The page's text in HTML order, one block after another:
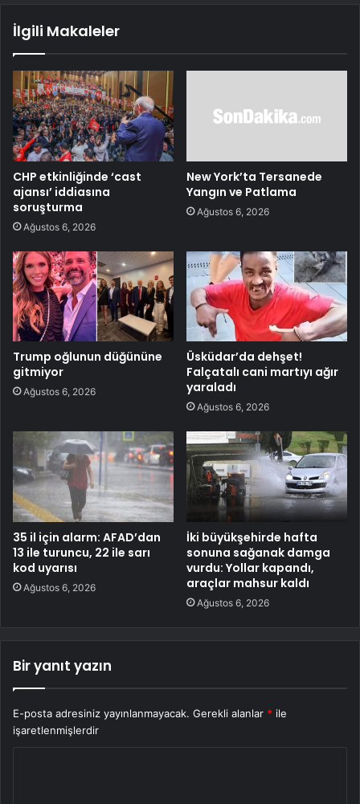
İlgili Makaleler
CHP etkinliğinde ‘cast
ajansı’ iddiasına
soruşturma
Ağustos 6, 2026
New York’ta Tersanede
Yangın ve Patlama
Ağustos 6, 2026
Trump oğlunun düğününe
gitmiyor
Ağustos 6, 2026
Üsküdar’da dehşet!
Falçatalı cani martıyı ağır
yaraladı
Ağustos 6, 2026
35 il için alarm: AFAD’dan
13 ile turuncu, 22 ile sarı
kod uyarısı
Ağustos 6, 2026
İki büyükşehirde hafta
sonuna sağanak damga
vurdu: Yollar kapandı,
araçlar mahsur kaldı
Ağustos 6, 2026
Bir yanıt yazın
E-posta adresiniz yayınlanmayacak. Gerekli alanlar * ile
işaretlenmişlerdir